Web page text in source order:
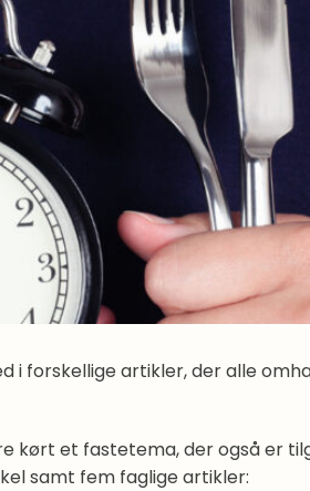
i forskellige artikler, der alle
kørt et fastetema, der også er
samt fem faglige artikler: